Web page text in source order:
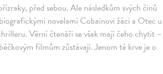
před sebou. Ale následkům svých činů
novelami Cobainovi žáci a Otec u
Věrní čtenáři se však mají čeho chytit –
filmům zůstávají. Jenom té krve je o